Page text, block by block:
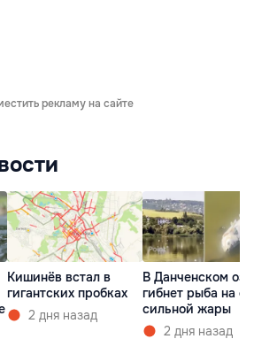
рекламу на сайте
Кишинёв встал в
гигантских пробках
2 дня назад
В Данченском
гибнет рыба на
сильной жары
2 дня назад